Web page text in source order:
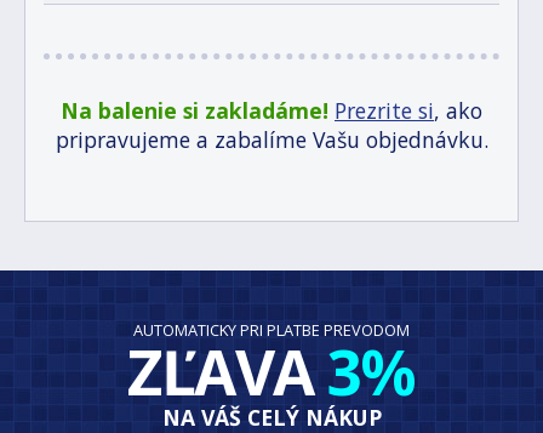
Na balenie si zakladáme! Prezrite si, ako
pripravujeme a zabalíme Vašu objednávku.
AUTOMATICKY PRI PLATBE PREVODOM
ZĽAVA3%
NA VÁŠ CELÝ NÁKUP